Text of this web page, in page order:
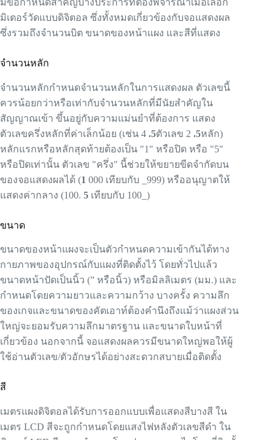
มิเตอร์วัดแบบดิจิตอล ซึ่งทั้งหมดเกี่ยวข้องกับจอแสดงผล
ซึ่งรวมถึงจำนวนบิต ขนาดของหน้าแผง และสีที่แสดง
จำนวนหลัก
จำนวนหลักกำหนดจำนวนหลักในการแสดงผล ตัวเลขนี้
ควรน้อยกว่าหรือเท่ากับจำนวนหลักที่มีนัยสำคัญใน
สัญญาณเข้า ขึ้นอยู่กับความแม่นยำที่ต้องการ แสดง
ตัวเลขครึ่งหลักที่ค่าเล็กน้อย (เช่น 4 .5ตัวเลข 2 .5หลัก)
หลักแรกหรือหลักสุดท้ายต้องเป็น "1" หรือปิด หรือ "5"
หรือปิดเท่านั้น ตัวเลข "ครึ่ง" นี้ช่วยให้ขยายขีดจำกัดบน
ของจอแสดงผลได้ (1 000 เทียบกับ _999) หรืออนุญาตให้
แสดงค่ากลาง (100. 5 เทียบกับ 100_)
ขนาด
ขนาดของหน้าแผงจะเป็นตัวกำหนดความเข้ากันได้ทาง
กายภาพของอุปกรณ์กับแผงที่ติดตั้งไว้ โดยทั่วไปแล้ว
ขนาดหน้าปัดเป็นนิ้ว (” หรือนิ้ว) หรือมิลลิเมตร (มม.) และ
กำหนดโดยความยาวและความกว้าง บางครั้ง ความลึก
ของเกจและขนาดของคัตเอาท์ต้องคำนึงถึงแม้ว่าแผงส่วน
ใหญ่จะยอมรับความลึกมาตรฐาน และขนาดใบหน้าที่
เกี่ยวข้อง นอกจากนี้ จอแสดงผลควรมีขนาดใหญ่พอให้ผู้
ใช้อ่านตัวเลข/ตัวอักษรได้อย่างสะดวกสบายเมื่อติดตั้ง
สี
เมตรแผงดิจิตอลได้รับการออกแบบเพื่อแสดงสีบางสี ใน
เมตร LCD สีจะถูกกำหนดโดยแสงไฟหลังตัวเลขสีดำ ใน